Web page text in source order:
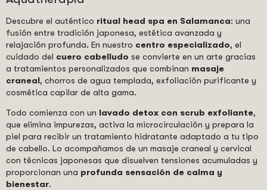
Descubre el auténtico ritual head spa en Salamanca: una
fusión entre tradición japonesa, estética avanzada y
relajación profunda. En nuestro centro especializado, el
cuidado del cuero cabelludo se convierte en un arte gracias
a tratamientos personalizados que combinan masaje
craneal, chorros de agua templada, exfoliación purificante y
cosmética capilar de alta gama.
Todo comienza con un lavado detox con scrub exfoliante,
que elimina impurezas, activa la microcirculación y prepara la
piel para recibir un tratamiento hidratante adaptado a tu tipo
de cabello. Lo acompañamos de un masaje craneal y cervical
con técnicas japonesas que disuelven tensiones acumuladas y
proporcionan una profunda sensación de calma y
bienestar.